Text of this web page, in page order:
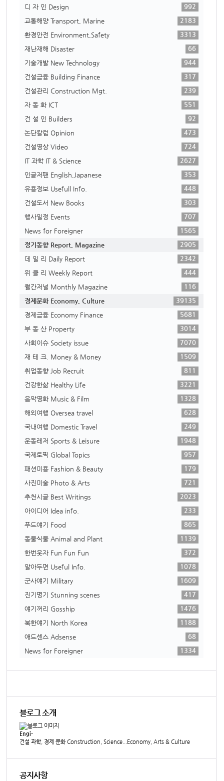
디 자 인 Design
992
교통해양 Transport, Marine
2183
환경안전 Environment,Safety
3313
재난재해 Disaster
66
기술개발 New Technology
944
건설금융 Building Finance
317
건설관리 Construction Mgt.
239
자 동 화 ICT
551
건 설 인 Builders
92
논단칼럼 Opinion
473
건설영상 Video
724
IT 과학 IT & Science
2627
인글저팬 English,Japanese
353
유용정보 Usefull Info.
448
건설도서 New Books
303
행사일정 Events
707
News for Foreigner
1565
정기동향 Report, Magazine
2905
데 일 리 Daily Report
2342
위 클 리 Weekly Report
444
월간저널 Monthly Magazine
116
경제문화 Economy, Culture
39135
경제금융 Economy Finance
5681
부 동 산 Property
3014
사회이슈 Society issue
7070
재 테 크. Money & Money
1509
취업동향 Job Recruit
811
건강한삶 Healthy Life
3221
음악영화 Music & Film
1328
해외여행 Oversea travel
628
국내여행 Domestic Travel
249
운동레저 Sports & Leisure
1948
국제토픽 Global Topics
957
패션미용 Fashion & Beauty
179
사진미술 Photo & Arts
721
추천시글 Best Writings
2023
아이디어 Idea info.
233
푸드얘기 Food
865
동물식물 Animal and Plant
1139
한번웃자 Fun Fun Fun
372
알아두면 Useful Info.
1078
군사얘기 Military
1609
진기명기 Stunning scenes
417
얘기꺼리 Gosship
1476
북한얘기 North Korea
1188
애드센스 Adsense
68
News for Foreigner
1334
블로그 소개
Engi-
건설 과학, 경제 문화 Construction, Science...Economy, Arts & Culture
공지사항